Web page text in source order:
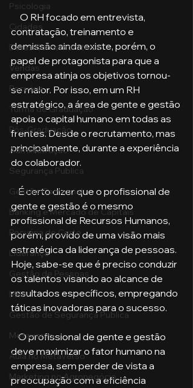
Psicologia
Cidades
Datas Comemorativas
Vendas
Pecuária
Turma de Graduação
Pós-Graduação
Administração
Segurança Publica
Gestão Comercial
Banking e Mercado de Capitais
Pecuária de Corte
Liderança
Gestão de Pessoas
MBA
Gestão de Segurança Publica
Metaverso
Aula no Metaverso
Marketing no Agronegócio
contratação, treinamento e
demissão ainda existe, porém, o
papel de protagonista para que a
empresa atinja os objetivos tornou-
se maior. Por isso, em um RH
estratégico, a área de gente e gestão
apoia o capital humano em todas as
frentes. Desde o recrutamento, mas
principalmente, durante a experiência
do colaborador.
    É certo dizer que o profissional de
gente e gestão é o mesmo
profissional de Recursos Humanos,
porém, provido de uma visão mais
estratégica da liderança de pessoas.
Hoje, sabe-se que é preciso conduzir
os talentos visando ao alcance de
resultados específicos, empregando
táticas inovadoras para o sucesso.
    O profissional de gente e gestão
deve maximizar o fator humano na
empresa, sem perder de vista a
preocupação com a eficiência